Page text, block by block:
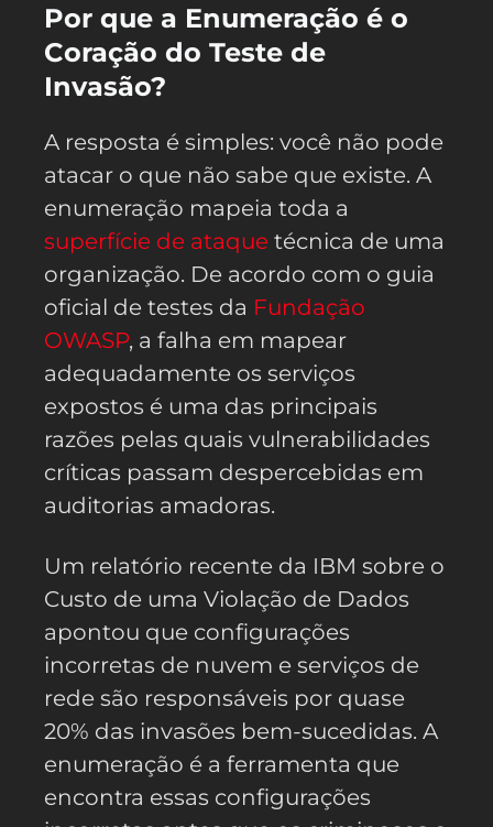
Por que a Enumeração é o
Coração do Teste de
Invasão?
A resposta é simples: você não pode
atacar o que não sabe que existe. A
enumeração mapeia toda a
superfície de ataque técnica de uma
organização. De acordo com o guia
oficial de testes da Fundação
OWASP, a falha em mapear
adequadamente os serviços
expostos é uma das principais
razões pelas quais vulnerabilidades
críticas passam despercebidas em
auditorias amadoras.
Um relatório recente da IBM sobre o
Custo de uma Violação de Dados
apontou que configurações
incorretas de nuvem e serviços de
rede são responsáveis por quase
20% das invasões bem-sucedidas. A
enumeração é a ferramenta que
encontra essas configurações